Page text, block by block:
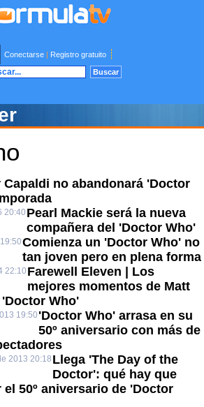
Conectarse | Registro gratuito
no abandonará 'Doctor
20:40 Pearl Mackie será la nueva
compañera del 'Doctor Who'
Comienza un 'Doctor Who' no
tan joven pero en plena forma
22:10 Farewell Eleven | Los
mejores momentos de Matt
'Doctor Who'
19:50 'Doctor Who' arrasa en su
50º aniversario con más de
2013 20:18 Llega 'The Day of the
Doctor': qué hay que
50º aniversario de 'Doctor